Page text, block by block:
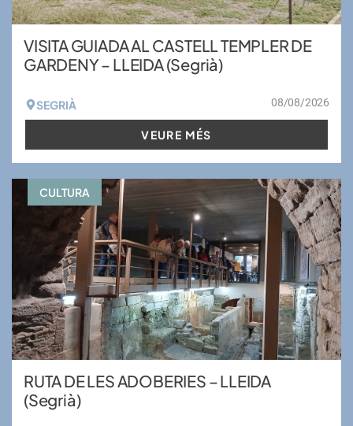
VISITA GUIADA AL CASTELL TEMPLER DE
GARDENY – LLEIDA (Segrià)
SEGRIÀ 08/08/2026
VEURE MÉS
CULTURA
RUTA DE LES ADOBERIES – LLEIDA
(Segrià)